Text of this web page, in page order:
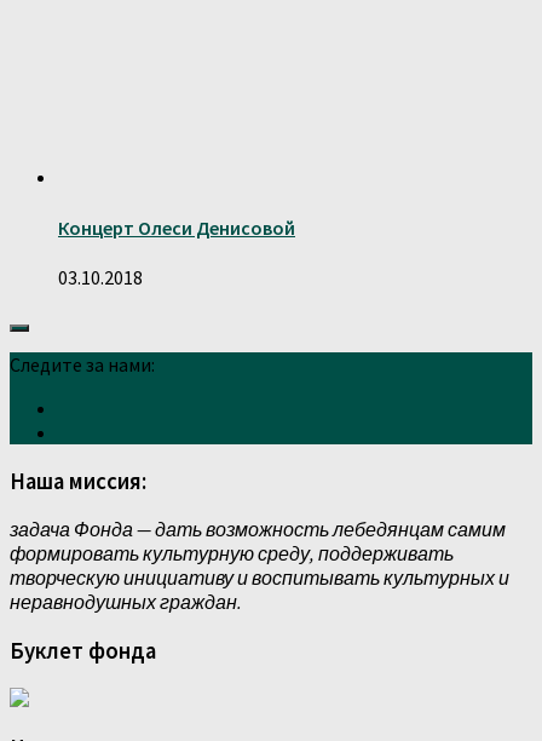
Концерт Олеси Денисовой
03.10.2018
Следите за нами:
Наша миссия:
задача Фонда — дать возможность лебедянцам самим
формировать культурную среду, поддерживать
творческую инициативу и воспитывать культурных и
неравнодушных граждан.
Буклет фонда